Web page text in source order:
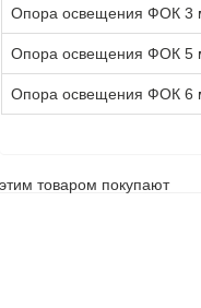
Опора освещения ФОК 3
Опора освещения ФОК 5
Опора освещения ФОК 6
товаром покупают